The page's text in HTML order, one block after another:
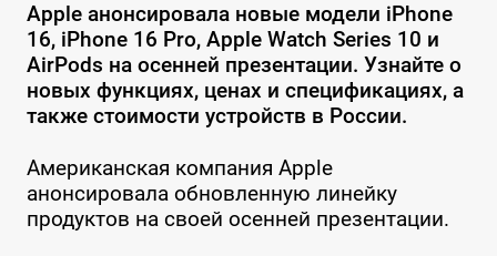
Apple анонсировала новые модели iPhone
16, iPhone 16 Pro, Apple Watch Series 10 и
AirPods на осенней презентации. Узнайте о
новых функциях, ценах и спецификациях, а
также стоимости устройств в России.
Американская компания Apple
анонсировала обновленную линейку
продуктов на своей осенней презентации.